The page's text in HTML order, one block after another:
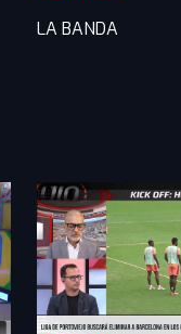
LA BANDA